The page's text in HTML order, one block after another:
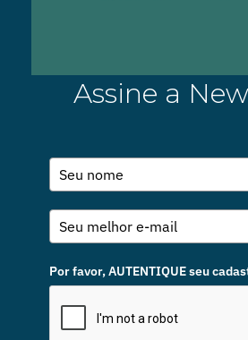
Assine a
Por favor, AUTENTIQUE seu